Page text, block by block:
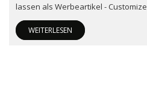
lassen als Werbeartikel -
WEITERLESEN